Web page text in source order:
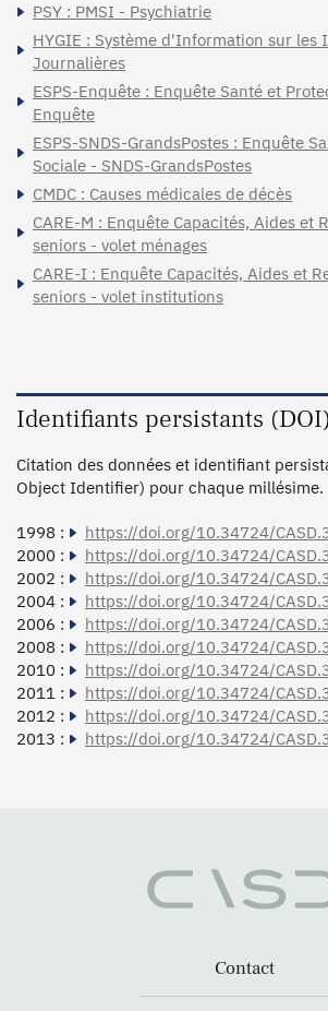
PSY : PMSI - Psychiatrie
HYGIE : Système d'Information sur les
Journalières
ESPS-Enquête : Enquête Santé et
Enquête
ESPS-SNDS-GrandsPostes : Enquête
Sociale - SNDS-GrandsPostes
CMDC : Causes médicales de décès
CARE-M : Enquête Capacités, Aides et
seniors - volet ménages
CARE-I : Enquête Capacités, Aides et
seniors - volet institutions
Identifiants persistants (DOI)
Citation des données et identifiant
Object Identifier) pour chaque millésime.
1998 :
https://doi.org/10.34724/
2000 :
https://doi.org/10.34724/
2002 :
https://doi.org/10.34724/
2004 :
https://doi.org/10.34724/
2006 :
https://doi.org/10.34724/
2008 :
https://doi.org/10.34724/
2010 :
https://doi.org/10.34724/
2011 :
https://doi.org/10.34724/
2012 :
https://doi.org/10.34724/
2013 :
https://doi.org/10.34724/
Contact